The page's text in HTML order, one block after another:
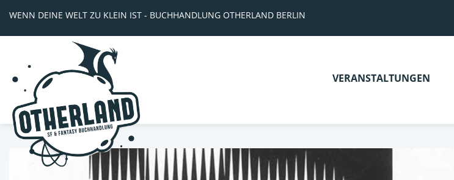
WENN DEINE WELT ZU KLEIN IST - BUCHHANDLUNG OTHERLAND BERLIN
VERANSTALTUNGEN